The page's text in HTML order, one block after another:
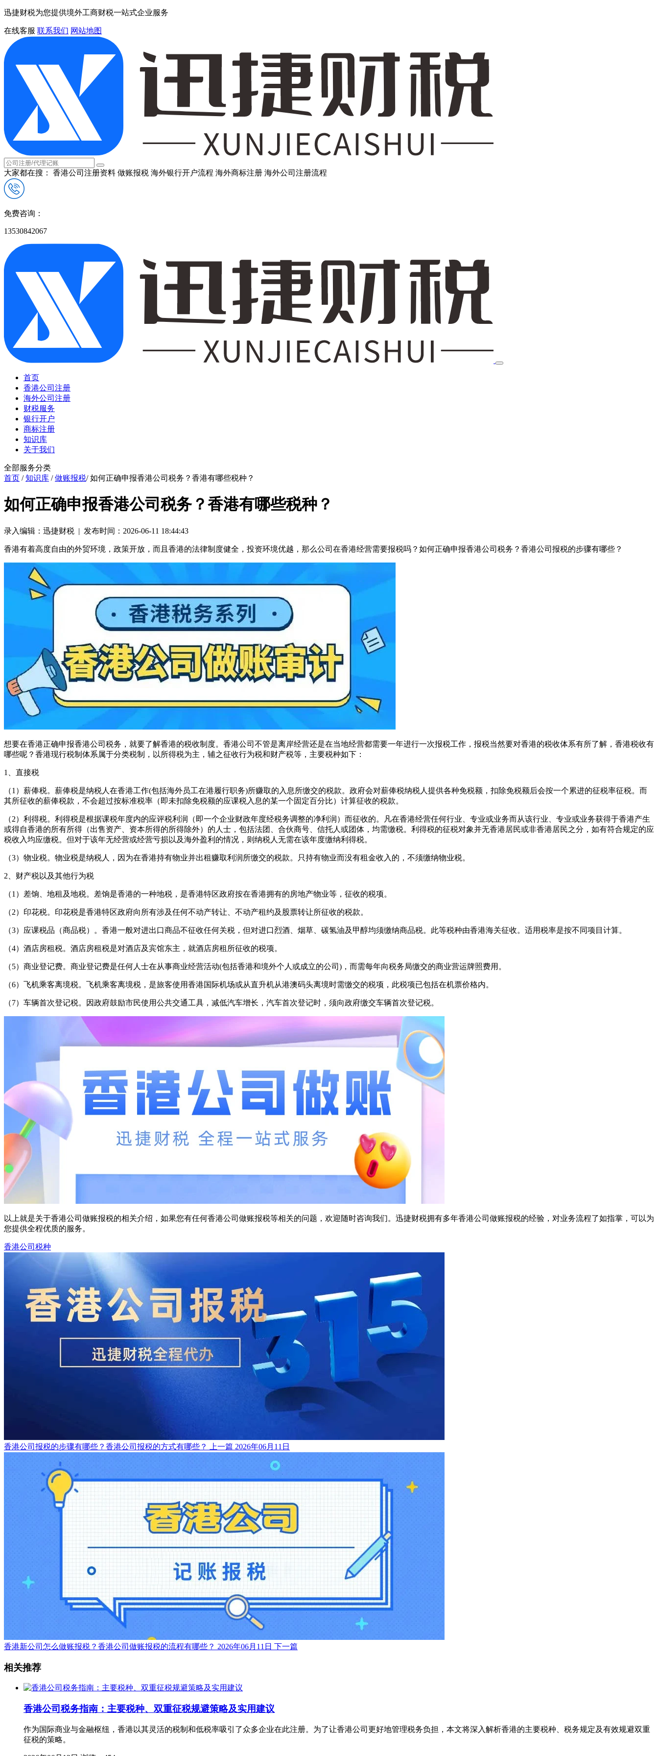
迅捷财税为您提供境外工商财税一站式企业服务
在线客服 联系我们 网站地图
大家都在搜： 香港公司注册资料 做账报税 海外银行开户流程 海外商标注册 海外公司注册流程
免费咨询：
13530842067
首页
香港公司注册
海外公司注册
财税服务
银行开户
商标注册
知识库
关于我们
全部服务分类
首页 /知识库 /做账报税/ 如何正确申报香港公司税务？香港有哪些税种？
如何正确申报香港公司税务？香港有哪些税种？
录入编辑：迅捷财税 | 发布时间：2026-06-11 18:44:43
香港有着高度自由的外贸环境，政策开放，而且香港的法律制度健全，投资环境优越，那么公司在香港经营需要报税吗？如何正确申报香港公司税务？香港公司报税的步骤有哪些？
想要在香港正确申报香港公司税务，就要了解香港的税收制度。香港公司不管是离岸经营还是在当地经营都需要一年进行一次报税工作，报税当然要对香港的税收体系有所了解，香港税收有
哪些呢？香港现行税制体系属于分类税制，以所得税为主，辅之征收行为税和财产税等，主要税种如下：
1、直接税
（1）薪俸税。薪俸税是纳税人在香港工作(包括海外员工在港履行职务)所赚取的入息所缴交的税款。政府会对薪俸税纳税人提供各种免税额，扣除免税额后会按一个累进的征税率征税。而
其所征收的薪俸税款，不会超过按标准税率（即未扣除免税额的应课税入息的某一个固定百分比）计算征收的税款。
（2）利得税。利得税是根据课税年度内的应评税利润（即一个企业财政年度经税务调整的净利润）而征收的。凡在香港经营任何行业、专业或业务而从该行业、专业或业务获得于香港产生
或得自香港的所有所得（出售资产、资本所得的所得除外）的人士，包括法团、合伙商号、信托人或团体，均需缴税。利得税的征税对象并无香港居民或非香港居民之分，如有符合规定的应
税收入均应缴税。但对于该年无经营或经营亏损以及海外盈利的情况，则纳税人无需在该年度缴纳利得税。
（3）物业税。物业税是纳税人，因为在香港持有物业并出租赚取利润所缴交的税款。只持有物业而没有租金收入的，不须缴纳物业税。
2、财产税以及其他行为税
（1）差饷、地租及地税。差饷是香港的一种地税，是香港特区政府按在香港拥有的房地产物业等，征收的税项。
（2）印花税。印花税是香港特区政府向所有涉及任何不动产转让、不动产租约及股票转让所征收的税款。
（3）应课税品（商品税）。香港一般对进出口商品不征收任何关税，但对进口烈酒、烟草、碳氢油及甲醇均须缴纳商品税。此等税种由香港海关征收。适用税率是按不同项目计算。
（4）酒店房租税。酒店房租税是对酒店及宾馆东主，就酒店房租所征收的税项。
（5）商业登记费。商业登记费是任何人士在从事商业经营活动(包括香港和境外个人或成立的公司)，而需每年向税务局缴交的商业营运牌照费用。
（6）飞机乘客离境税。飞机乘客离境税，是旅客使用香港国际机场或从直升机从港澳码头离境时需缴交的税项，此税项已包括在机票价格内。
（7）车辆首次登记税。因政府鼓励市民使用公共交通工具，减低汽车增长，汽车首次登记时，须向政府缴交车辆首次登记税。
以上就是关于香港公司做账报税的相关介绍，如果您有任何香港公司做账报税等相关的问题，欢迎随时咨询我们。迅捷财税拥有多年香港公司做账报税的经验，对业务流程了如指掌，可以为
您提供全程优质的服务。
香港公司税种
香港公司报税的步骤有哪些？香港公司报税的方式有哪些？ 上一篇 2026年06月11日
香港新公司怎么做账报税？香港公司做账报税的流程有哪些？ 2026年06月11日 下一篇
相关推荐
香港公司税务指南：主要税种、双重征税规避策略及实用建议
作为国际商业与金融枢纽，香港以其灵活的税制和低税率吸引了众多企业在此注册。为了让香港公司更好地管理税务负担，本文将深入解析香港的主要税种、税务规定及有效规避双重
征税的策略。